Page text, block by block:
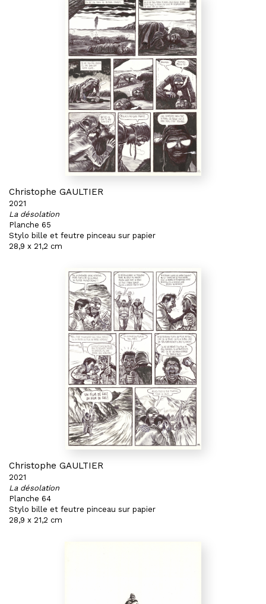
Christophe GAULTIER
2021
La désolation
Planche 65
Stylo bille et feutre pinceau sur papier
28,9 x 21,2 cm
Christophe GAULTIER
2021
La désolation
Planche 64
Stylo bille et feutre pinceau sur papier
28,9 x 21,2 cm